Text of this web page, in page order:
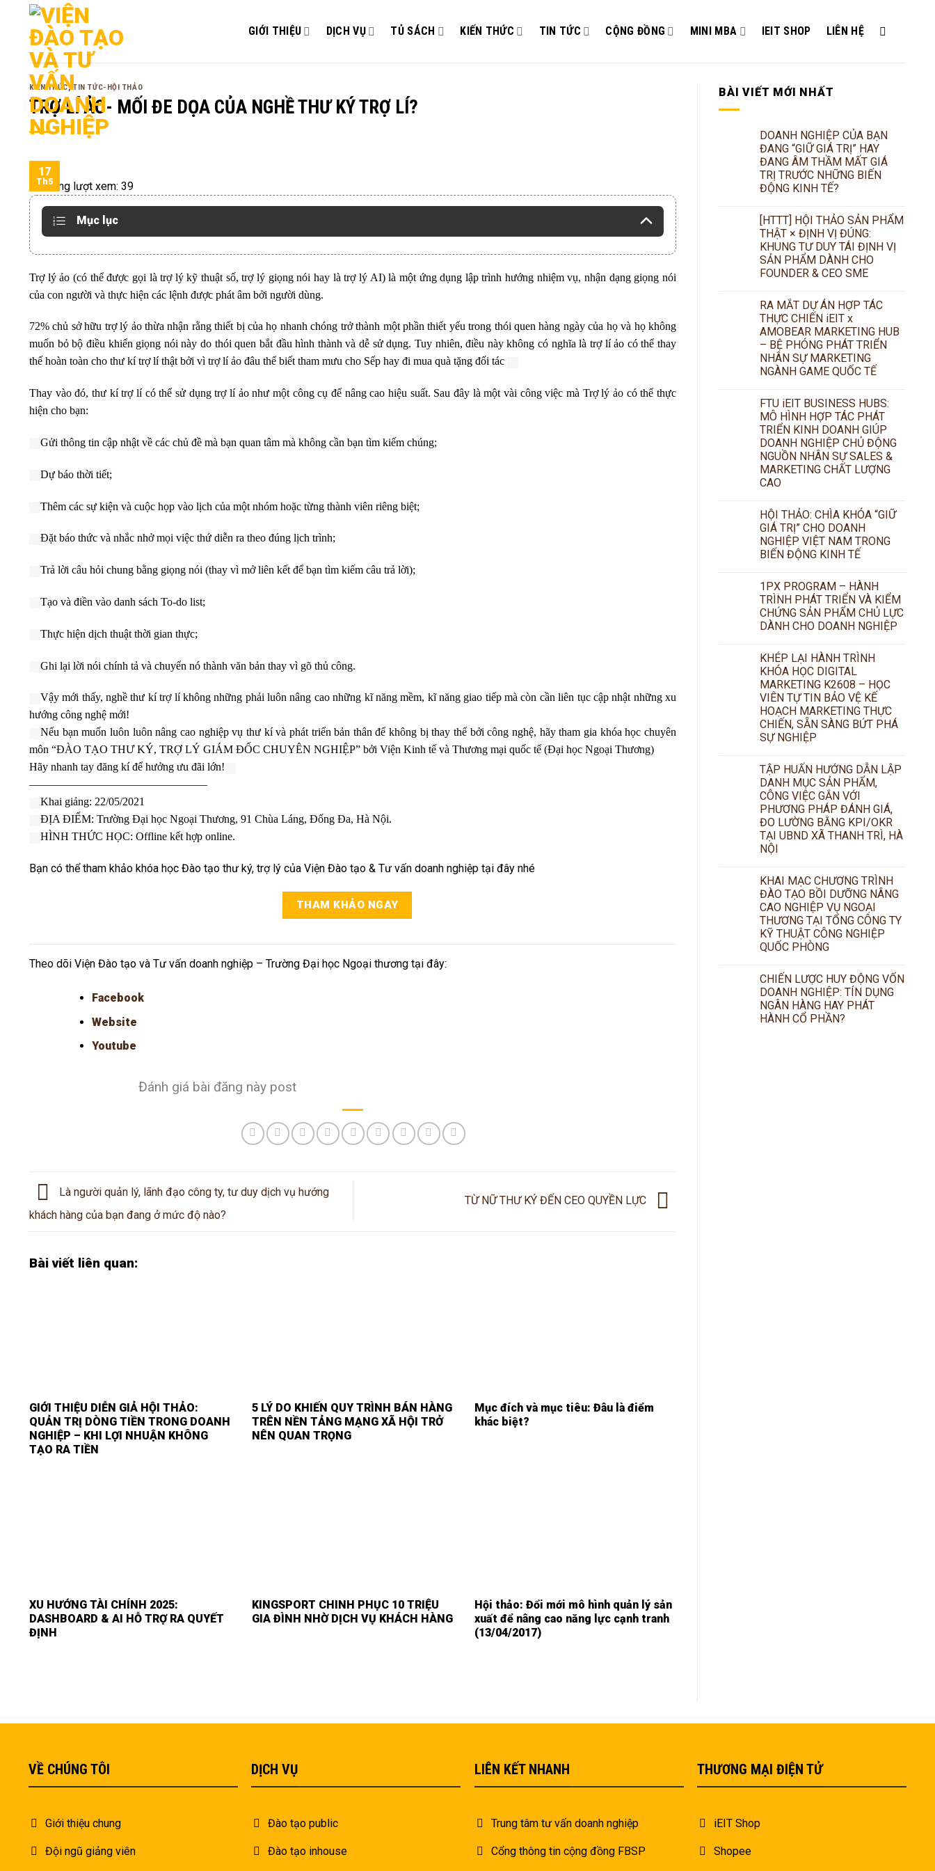
GIỚI THIỆU DỊCH VỤ TỦ SÁCH KIẾN THỨC TIN TỨC CỘNG ĐỒNG MINI MBA IEIT SHOP LIÊN HỆ
KIẾN THỨC, TIN TỨC-HỘI THẢO
TRỢ LÍ ẢO- MỐI ĐE DỌA CỦA NGHỀ THƯ KÝ TRỢ LÍ?
17
Th5Tổng lượt xem: 39
Mục lục
Trợ lý ảo (có thể được gọi là trợ lý kỹ thuật số, trợ lý giọng nói hay là trợ lý AI) là một ứng dụng lập trình hướng nhiệm vụ, nhận dạng giọng nói
của con người và thực hiện các lệnh được phát âm bởi người dùng.
72% chủ sở hữu trợ lý ảo thừa nhận rằng thiết bị của họ nhanh chóng trở thành một phần thiết yếu trong thói quen hàng ngày của họ và họ không
muốn bỏ bộ điều khiển giọng nói này do thói quen bắt đầu hình thành và dễ sử dụng. Tuy nhiên, điều này không có nghĩa là trợ lí ảo có thể thay
thế hoàn toàn cho thư kí trợ lí thật bởi vì trợ lí ảo đâu thể biết tham mưu cho Sếp hay đi mua quà tặng đối tác
Thay vào đó, thư kí trợ lí có thể sử dụng trợ lí ảo như một công cụ để nâng cao hiệu suất. Sau đây là một vài công việc mà Trợ lý ảo có thể thực
hiện cho bạn:
Gửi thông tin cập nhật về các chủ đề mà bạn quan tâm mà không cần bạn tìm kiếm chúng;
Dự báo thời tiết;
Thêm các sự kiện và cuộc họp vào lịch của một nhóm hoặc từng thành viên riêng biệt;
Đặt báo thức và nhắc nhở mọi việc thứ diễn ra theo đúng lịch trình;
Trả lời câu hỏi chung bằng giọng nói (thay vì mở liên kết để bạn tìm kiếm câu trả lời);
Tạo và điền vào danh sách To-do list;
Thực hiện dịch thuật thời gian thực;
Ghi lại lời nói chính tả và chuyển nó thành văn bản thay vì gõ thủ công.
Vậy mới thấy, nghề thư kí trợ lí không những phải luôn nâng cao những kĩ năng mềm, kĩ năng giao tiếp mà còn cần liên tục cập nhật những xu
hướng công nghệ mới!
Nếu bạn muốn luôn luôn nâng cao nghiệp vụ thư kí và phát triển bản thân để không bị thay thế bởi công nghệ, hãy tham gia khóa học chuyên
môn “ĐÀO TẠO THƯ KÝ, TRỢ LÝ GIÁM ĐỐC CHUYÊN NGHIỆP” bởi Viện Kinh tế và Thương mại quốc tế (Đại học Ngoại Thương)
Hãy nhanh tay đăng kí để hưởng ưu đãi lớn!
————————————————
Khai giảng: 22/05/2021
ĐỊA ĐIỂM: Trường Đại học Ngoại Thương, 91 Chùa Láng, Đống Đa, Hà Nội.
HÌNH THỨC HỌC: Offline kết hợp online.
Bạn có thể tham khảo khóa học Đào tạo thư ký, trợ lý của Viện Đào tạo & Tư vấn doanh nghiệp tại đây nhé
THAM KHẢO NGAY
Theo dõi Viện Đào tạo và Tư vấn doanh nghiệp – Trường Đại học Ngoại thương tại đây:
Facebook
Website
Youtube
Đánh giá bài đăng này post
Là người quản lý, lãnh đạo công ty, tư duy dịch vụ hướng
khách hàng của bạn đang ở mức độ nào?
TỪ NỮ THƯ KÝ ĐẾN CEO QUYỀN LỰC
Bài viết liên quan:
GIỚI THIỆU DIỄN GIẢ HỘI THẢO:
QUẢN TRỊ DÒNG TIỀN TRONG DOANH
NGHIỆP – KHI LỢI NHUẬN KHÔNG
TẠO RA TIỀN
5 LÝ DO KHIẾN QUY TRÌNH BÁN HÀNG
TRÊN NỀN TẢNG MẠNG XÃ HỘI TRỞ
NÊN QUAN TRỌNG
Mục đích và mục tiêu: Đâu là điểm
khác biệt?
XU HƯỚNG TÀI CHÍNH 2025:
DASHBOARD & AI HỖ TRỢ RA QUYẾT
ĐỊNH
KINGSPORT CHINH PHỤC 10 TRIỆU
GIA ĐÌNH NHỜ DỊCH VỤ KHÁCH HÀNG
Hội thảo: Đổi mới mô hình quản lý sản
xuất để nâng cao năng lực cạnh tranh
(13/04/2017)
BÀI VIẾT MỚI NHẤT
DOANH NGHIỆP CỦA BẠN
ĐANG “GIỮ GIÁ TRỊ” HAY
ĐANG ÂM THẦM MẤT GIÁ
TRỊ TRƯỚC NHỮNG BIẾN
ĐỘNG KINH TẾ?
[HTTT] HỘI THẢO SẢN PHẨM
THẬT × ĐỊNH VỊ ĐÚNG:
KHUNG TƯ DUY TÁI ĐỊNH VỊ
SẢN PHẨM DÀNH CHO
FOUNDER & CEO SME
RA MẮT DỰ ÁN HỢP TÁC
THỰC CHIẾN iEIT x
AMOBEAR MARKETING HUB
– BỆ PHÓNG PHÁT TRIỂN
NHÂN SỰ MARKETING
NGÀNH GAME QUỐC TẾ
FTU iEIT BUSINESS HUBS:
MÔ HÌNH HỢP TÁC PHÁT
TRIỂN KINH DOANH GIÚP
DOANH NGHIỆP CHỦ ĐỘNG
NGUỒN NHÂN SỰ SALES &
MARKETING CHẤT LƯỢNG
CAO
HỘI THẢO: CHÌA KHÓA “GIỮ
GIÁ TRỊ” CHO DOANH
NGHIỆP VIỆT NAM TRONG
BIẾN ĐỘNG KINH TẾ
1PX PROGRAM – HÀNH
TRÌNH PHÁT TRIỂN VÀ KIỂM
CHỨNG SẢN PHẨM CHỦ LỰC
DÀNH CHO DOANH NGHIỆP
KHÉP LẠI HÀNH TRÌNH
KHÓA HỌC DIGITAL
MARKETING K2608 – HỌC
VIÊN TỰ TIN BẢO VỆ KẾ
HOẠCH MARKETING THỰC
CHIẾN, SẴN SÀNG BỨT PHÁ
SỰ NGHIỆP
TẬP HUẤN HƯỚNG DẪN LẬP
DANH MỤC SẢN PHẨM,
CÔNG VIỆC GẮN VỚI
PHƯƠNG PHÁP ĐÁNH GIÁ,
ĐO LƯỜNG BẰNG KPI/OKR
TẠI UBND XÃ THANH TRÌ, HÀ
NỘI
KHAI MẠC CHƯƠNG TRÌNH
ĐÀO TẠO BỒI DƯỠNG NÂNG
CAO NGHIỆP VỤ NGOẠI
THƯƠNG TẠI TỔNG CÔNG TY
KỸ THUẬT CÔNG NGHIỆP
QUỐC PHÒNG
CHIẾN LƯỢC HUY ĐỘNG VỐN
DOANH NGHIỆP: TÍN DỤNG
NGÂN HÀNG HAY PHÁT
HÀNH CỔ PHẦN?
VỀ CHÚNG TÔI
Giới thiệu chung
Đội ngũ giảng viên
DỊCH VỤ
Đào tạo public
Đào tạo inhouse
LIÊN KẾT NHANH
Trung tâm tư vấn doanh nghiệp
Cổng thông tin cộng đồng FBSP
THƯƠNG MẠI ĐIỆN TỬ
iEIT Shop
Shopee